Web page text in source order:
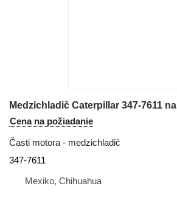
Cena na požiadanie
Časti motora - medzichladič
347-7611
Mexiko, Chihuahua